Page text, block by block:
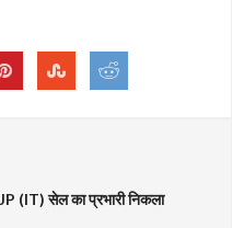
(IT) सेल का प्रभारी निकला